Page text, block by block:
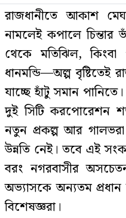
রাজধানীতে আকাশ
নামলেই কপালে
থেকে মতিঝিল,
ধানমন্ডি—অল্প
যাচ্ছে হাঁটু সমান
দুই সিটি করপোরেশন
নতুন প্রকল্প আর গালভরা
উন্নতি নেই। তবে এই
বরং নগরবাসীর
অভ্যাসকে অন্যতম প্রধান
বিশেষজ্ঞরা।